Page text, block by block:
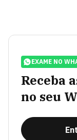
EXAME NO
Receba
no seu